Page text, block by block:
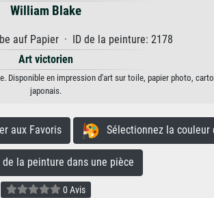
William Blake
auf Papier · ID de la peinture: 2178
Art victorien
Disponible en impression d'art sur toile, papier photo,
japonais.
aux Favoris Sélectionnez la couleur
la peinture dans une pièce
0 Avis